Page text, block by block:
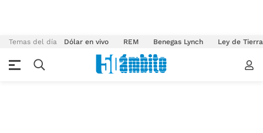
Temas del día Dólar en vivo REM Benegas Lynch Ley de